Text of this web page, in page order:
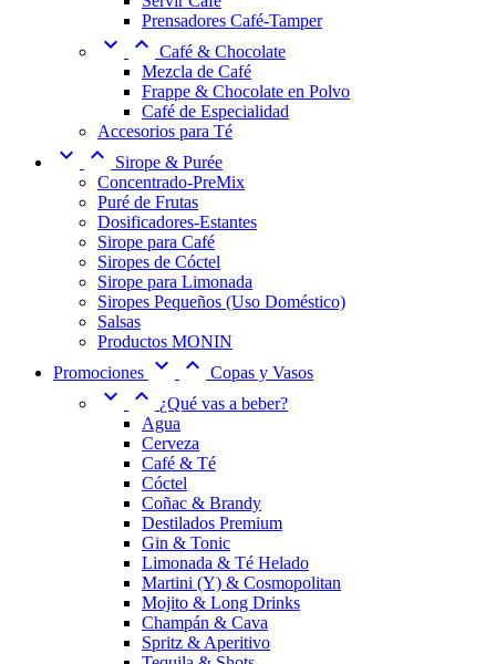
Prensadores Café-Tamper
  Café & Chocolate
Mezcla de Café
Frappe & Chocolate en Polvo
Café de Especialidad
Accesorios para Té
 
Sirope & Purée
Concentrado-PreMix
Puré de Frutas
Dosificadores-Estantes
Sirope para Café
Siropes de Cóctel
Sirope para Limonada
Siropes Pequeños (Uso Doméstico)
Salsas
Productos MONIN
Promociones   Copas y Vasos
 
¿Qué vas a beber?
Agua
Cerveza
Café & Té
Cóctel
Coñac & Brandy
Destilados Premium
Gin & Tonic
Limonada & Té Helado
Martini (Y) & Cosmopolitan
Mojito & Long Drinks
Champán & Cava
Spritz & Aperitivo